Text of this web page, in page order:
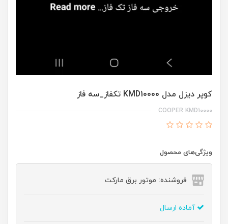
کوپر دیزل مدل KMD10000 تکفاز_سه فاز
COOPER KMD10000
ویژگی‌های محصول
فروشنده: موتور برق مارکت
آماده ارسال